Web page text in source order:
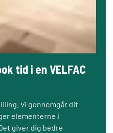
tid i en VELFAC
Vi gennemgår dit
elementerne i
giver dig bedre